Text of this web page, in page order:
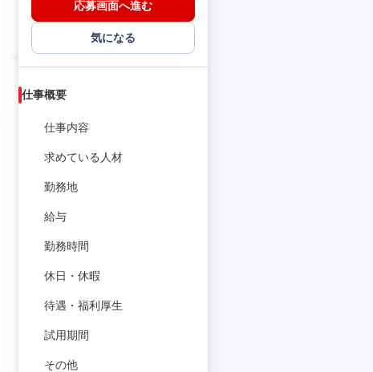
応募画面へ進む
気になる
仕事概要
仕事内容
求めている人材
勤務地
給与
勤務時間
休日・休暇
待遇・福利厚生
試用期間
その他